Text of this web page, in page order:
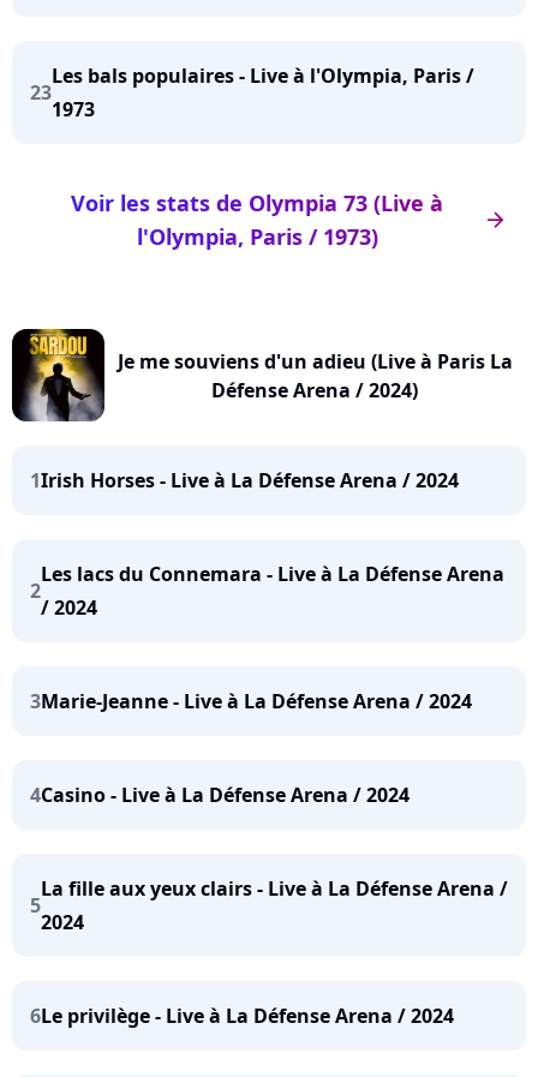
23
Les bals populaires - Live à l'Olympia, Paris /
1973
arrow_right
Voir les stats de Olympia 73 (Live à
l'Olympia, Paris / 1973)
Je me souviens d'un adieu (Live à Paris La
Défense Arena / 2024)
1Irish Horses - Live à La Défense Arena / 2024
2
Les lacs du Connemara - Live à La Défense Arena
/ 2024
3Marie-Jeanne - Live à La Défense Arena / 2024
4Casino - Live à La Défense Arena / 2024
5
La fille aux yeux clairs - Live à La Défense Arena /
2024
6Le privilège - Live à La Défense Arena / 2024